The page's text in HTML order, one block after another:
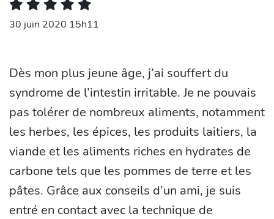
30 juin 2020 15h11
Dès mon plus jeune âge, j’ai souffert du
syndrome de l’intestin irritable. Je ne pouvais
pas tolérer de nombreux aliments, notamment
les herbes, les épices, les produits laitiers, la
viande et les aliments riches en hydrates de
carbone tels que les pommes de terre et les
pâtes. Grâce aux conseils d’un ami, je suis
entré en contact avec la technique de